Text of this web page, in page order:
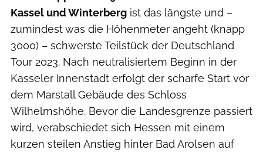
Kassel und Winterberg ist das längste und –
zumindest was die Höhenmeter angeht (knapp
3000) – schwerste Teilstück der Deutschland
Tour 2023. Nach neutralisiertem Beginn in der
Kasseler Innenstadt erfolgt der scharfe Start vor
dem Marstall Gebäude des Schloss
Wilhelmshöhe. Bevor die Landesgrenze passiert
wird, verabschiedet sich Hessen mit einem
kurzen steilen Anstieg hinter Bad Arolsen auf